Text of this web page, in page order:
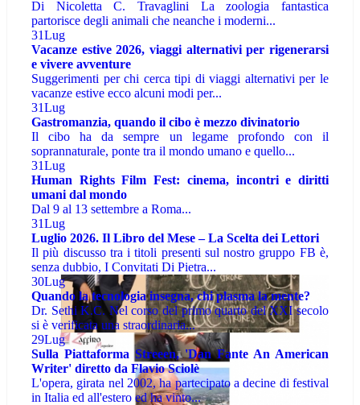
Di Nicoletta C. Travaglini La zoologia fantastica
partorisce degli animali che neanche i moderni...
31Lug
Vacanze estive 2026, viaggi alternativi per rigenerarsi
e vivere avventure
Suggerimenti per chi cerca tipi di viaggi alternativi per le
vacanze estive ecco alcuni modi per...
31Lug
Gastromanzia, quando il cibo è mezzo divinatorio
Il cibo ha da sempre un legame profondo con il
soprannaturale, ponte tra il mondo umano e quello...
31Lug
Human Rights Film Fest: cinema, incontri e diritti
umani dal mondo
Dal 9 al 13 settembre a Roma...
31Lug
Luglio 2026. Il Libro del Mese – La Scelta dei Lettori
Il più discusso tra i titoli presenti sul nostro gruppo FB è,
senza dubbio, I Convitati Di Pietra...
30Lug
Quando la tecnologia insegna, chi plasma la mente?
Dr. Sethi K.C. Nel corso del primo quarto del XXI secolo
si è verificata una straordinaria...
29Lug
Sulla Piattaforma Streeen, 'Dan Fante An American
Writer' diretto da Flavio Sciolè
L'opera, girata nel 2002, ha partecipato a decine di festival
in Italia ed all'estero ed ha vinto...